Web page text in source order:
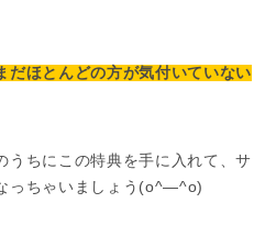
だほとんどの方が気付いていない
うちにこの特典を手に入れて、サ
っちゃいましょう(o^―^o)